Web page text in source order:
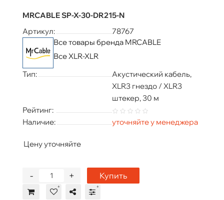
MRCABLE SP-X-30-DR215-N
Артикул:
78767
Все товары бренда MRCABLE
Все XLR-XLR
Тип:
Акустический кабель,
XLR3 гнездо / XLR3
штекер, 30 м
Рейтинг:
Наличие:
уточняйте у менеджера
Цену уточняйте
+
- Купить